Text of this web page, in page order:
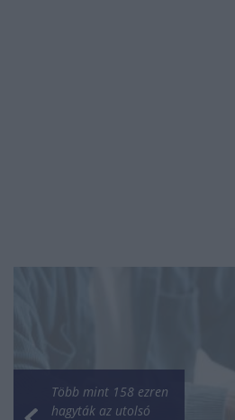
Több mint 158 ezren
hagyták az utolsó